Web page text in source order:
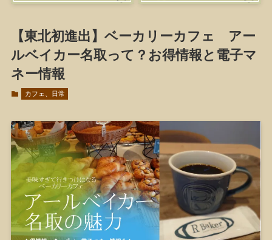
【東北初進出】ベーカリーカフェ アー
ルベイカー名取って？お得情報と電子マ
ネー情報
カフェ、日常